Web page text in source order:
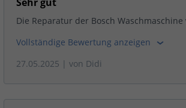
Die Reparatur der Bosch
Vollständige Bewertung anzeigen
27.05.2025 | von Didi